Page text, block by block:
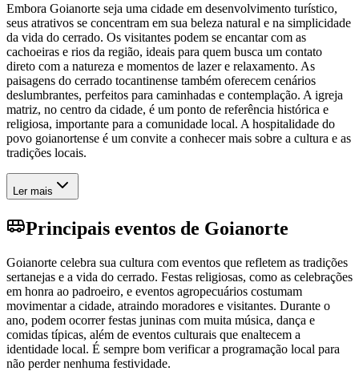
Embora Goianorte seja uma cidade em desenvolvimento turístico,
seus atrativos se concentram em sua beleza natural e na simplicidade
da vida do cerrado. Os visitantes podem se encantar com as
cachoeiras e rios da região, ideais para quem busca um contato
direto com a natureza e momentos de lazer e relaxamento. As
paisagens do cerrado tocantinense também oferecem cenários
deslumbrantes, perfeitos para caminhadas e contemplação. A igreja
matriz, no centro da cidade, é um ponto de referência histórica e
religiosa, importante para a comunidade local. A hospitalidade do
povo goianortense é um convite a conhecer mais sobre a cultura e as
tradições locais.
Ler mais
Principais eventos de Goianorte
Goianorte celebra sua cultura com eventos que refletem as tradições
sertanejas e a vida do cerrado. Festas religiosas, como as celebrações
em honra ao padroeiro, e eventos agropecuários costumam
movimentar a cidade, atraindo moradores e visitantes. Durante o
ano, podem ocorrer festas juninas com muita música, dança e
comidas típicas, além de eventos culturais que enaltecem a
identidade local. É sempre bom verificar a programação local para
não perder nenhuma festividade.